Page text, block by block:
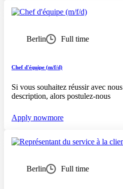
Berlin Full time
Chef d'équipe (m/f/d)
Si vous souhaitez réussir avec
description, alors postulez-nous
Apply nowmore
Berlin Full time